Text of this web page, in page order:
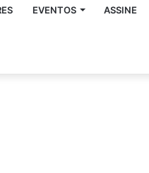
EVENTOS ASSINE